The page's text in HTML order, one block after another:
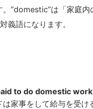
。”domestic”は「家庭内
義語になります。
to do domestic
は家事をして給与を受け